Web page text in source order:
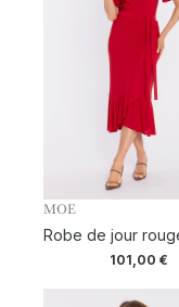
MOE
Robe de jour
101,00 €